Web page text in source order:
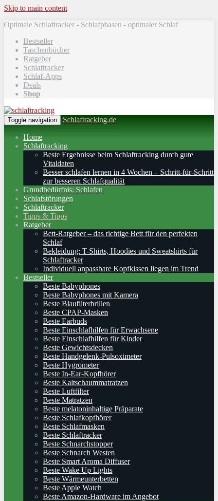
Skip to main content
Optimale Schlaftracker - Schlafphasen - optimaler Schlaf
Bestseller
Taschenbücher
Ratgeber
Schlaftracker
Schlaf-Apps
Deals
Shop
Toggle navigation Schlaftracking.de
Home
Schlaftracking
Beste Ergebnisse beim Schlaftracking durch gute
Vitaldaten
Besser schlafen lernen in 4 Wochen – Schritt‑für‑Schritt
zur besseren Schlafqualität
Grundbedürfnis: Schlafen
Schlafstörungen
Schlaftracker
Tipps & Tipps
Ratgeber
Bett-Ratgeber – das richtige Bett für den perfekten
Schlaf
Bekleidung: T-Shirts, Hoodies und Sweatshirts für
Schlaftracker
Individuell anpassbare Kopfkissen liegen im Trend
Bestseller
Beste Babyphones
Beste Babyphones mit Kamera
Beste Blaufilterbrillen
Beste CPAP-Masken
Beste Earbuds
Beste Einschlafhilfen für Erwachsene
Beste Einschlafhilfen für Kinder
Beste Gewichtsdecken
Beste Handgelenk-Pulsoximeter
Beste Hygrometer
Beste In-Ear-Kopfhörer
Beste Kaltschaummatratzen
Beste Luftfilter
Beste Matratzen
Beste melatoninhaltige Präparate
Beste Schlafkopfhörer
Beste Schlafmasken
Beste Schlaftracker
Beste Schnarchstopper
Beste Schnarch Westen
Beste Smart Aroma Diffuser
Beste Wake Up Lights
Beste Wärmeunterbetten
Beste Apple Watch
Beste Amazon-Hardware im Angebot